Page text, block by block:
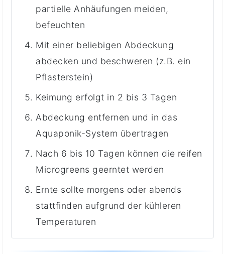
partielle Anhäufungen meiden,
befeuchten
Mit einer beliebigen Abdeckung
abdecken und beschweren (z.B. ein
Pflasterstein)
Keimung erfolgt in 2 bis 3 Tagen
Abdeckung entfernen und in das
Aquaponik-System übertragen
Nach 6 bis 10 Tagen können die reifen
Microgreens geerntet werden
Ernte sollte morgens oder abends
stattfinden aufgrund der kühleren
Temperaturen